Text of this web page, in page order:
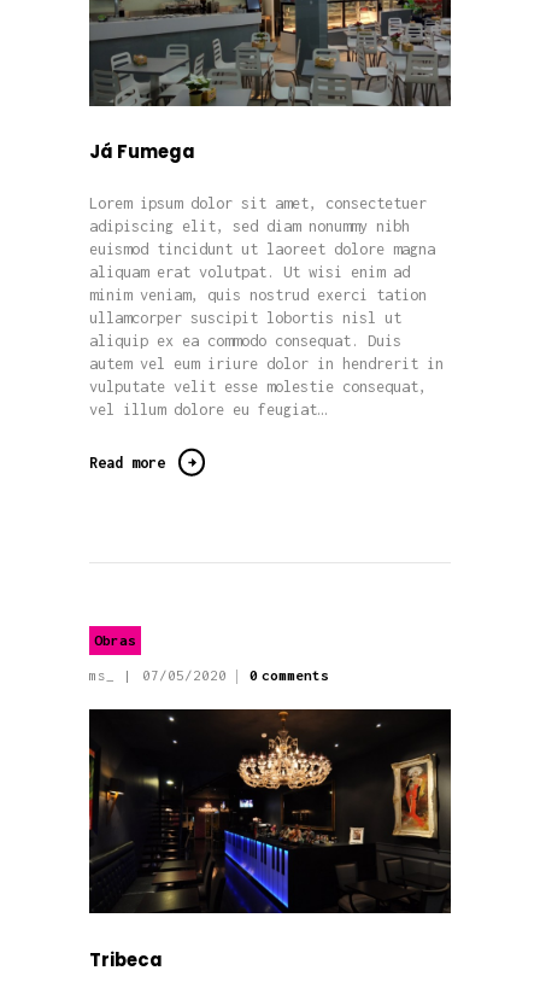
Já Fumega
Lorem ipsum dolor sit amet, consectetuer
adipiscing elit, sed diam nonummy nibh
euismod tincidunt ut laoreet dolore magna
aliquam erat volutpat. Ut wisi enim ad
minim veniam, quis nostrud exerci tation
ullamcorper suscipit lobortis nisl ut
aliquip ex ea commodo consequat. Duis
autem vel eum iriure dolor in hendrerit in
vulputate velit esse molestie consequat,
vel illum dolore eu feugiat…
Read more
Obras
ms_ 07/05/2020 0 comments
Tribeca